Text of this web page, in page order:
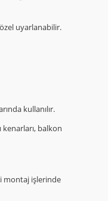
uyarlanabilir.
kullanılır.
kenarları, balkon
montaj işlerinde